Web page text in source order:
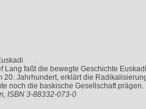
Lang faßt die bewegte Geschichte
Jahrhundert, erklärt die
noch die baskische Gesellschaft prägen.
ISBN 3-88332-073-0